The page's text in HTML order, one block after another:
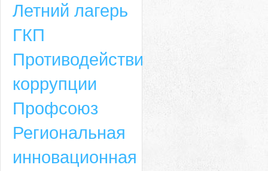
6-49, электронный адрес: aja_70@mail.ru
Летний лагерь
ГКП
Противодействие
коррупции
Профсоюз
Региональная
инновационная